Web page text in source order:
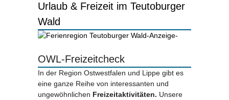
Urlaub & Freizeit im Teutoburger
Wald
-Anzeige-
OWL-Freizeitcheck
In der Region Ostwestfalen und Lippe gibt es
eine ganze Reihe von interessanten und
ungewöhnlichen Freizeitaktivitäten. Unsere